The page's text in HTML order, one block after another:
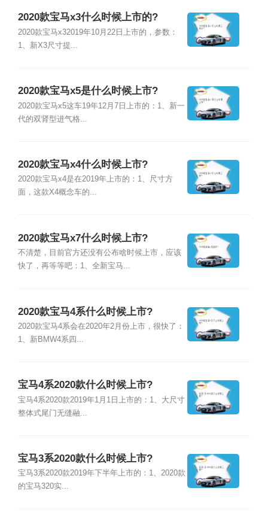
2020款宝马x3什么时候上市的?
2020款宝马x32019年10月22日上市的，参数：
1、新X3尺寸提...
2020款宝马x5是什么时候上市?
2020款宝马x5这车19年12月7日上市的：1、新一
代的双肾型进气格...
2020款宝马x4什么时候上市?
2020款宝马x4是在2019年上市的：1、尺寸方
面，这款X4概念车的...
2020款宝马x7什么时候上市?
不清楚，目前官方还没有公布啥时候上市，应该
快了，再等等吧：1、全新宝马...
2020款宝马4系什么时候上市?
2020款宝马4系会在2020年2月份上市，很快了：
1、新BMW4系四...
宝马4系2020款什么时候上市?
宝马4系2020款2019年1月1日上市的：1、大尺寸
整体式尾门无缝融...
宝马3系2020款什么时候上市?
宝马3系2020款2019年下半年上市的：1、2020款
的宝马320实...